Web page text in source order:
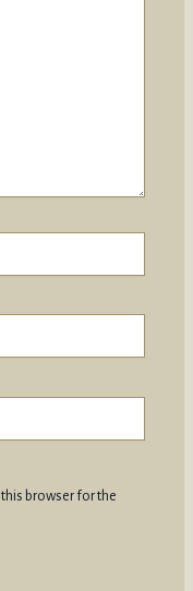
browser for the